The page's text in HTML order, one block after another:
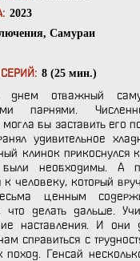
2023
, Самураи
8 (25 мин.)
днем отважный
парнями.
бы заставить его
удивительное
клинок прикоснулся
были необходимы. А
к человеку, который
ценным
что делать дальше.
наставления. И они
справиться с
поход. Генсай